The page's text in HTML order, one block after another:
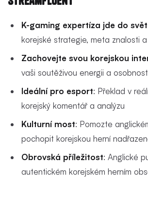
K-gaming expertíza jde do
korejské strategie, meta znalosti
Zachovejte svou korejskou
vaši soutěživou energii a
Ideální pro esport: Překlad v
korejský komentář a analýzu
Kulturní most: Pomozte
pochopit korejskou herní
Obrovská příležitost: Anglické
autentickém korejském herním